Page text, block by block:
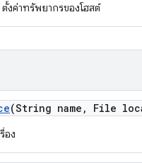
ตั้งค่าทรัพยากรของโฮสต์
(String name , File
อง